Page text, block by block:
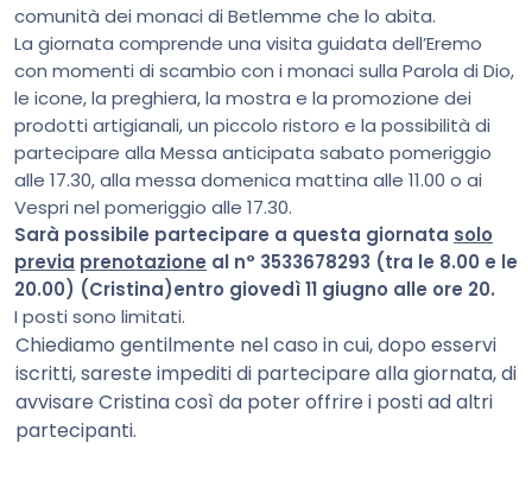
comunità dei monaci di Betlemme che lo abita.
La giornata comprende una visita guidata dell’Eremo
con momenti di scambio con i monaci sulla Parola di Dio,
le icone, la preghiera, la mostra e la promozione dei
prodotti artigianali, un piccolo ristoro e la possibilità di
partecipare alla Messa anticipata sabato pomeriggio
alle 17.30, alla messa domenica mattina alle 11.00 o ai
Vespri nel pomeriggio alle 17.30.
Sarà possibile partecipare a questa giornata solo
previa prenotazione al n° 3533678293 (tra le 8.00 e le
20.00) (Cristina)entro giovedì 11 giugno alle ore 20.
I posti sono limitati.
Chiediamo gentilmente nel caso in cui, dopo esservi
iscritti, sareste impediti di partecipare alla giornata, di
avvisare Cristina così da poter offrire i posti ad altri
partecipanti.